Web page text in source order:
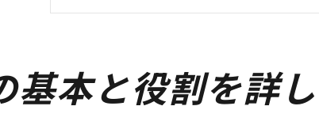
建築用語スラブの基礎知識と壁
スラブとは何か構造面から考える
スラブの定義とコンクリート構
基本と役割を詳